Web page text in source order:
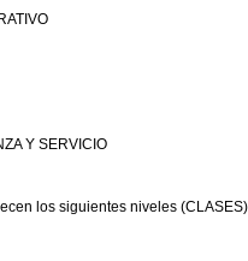
Y SERVICIO
los siguientes niveles